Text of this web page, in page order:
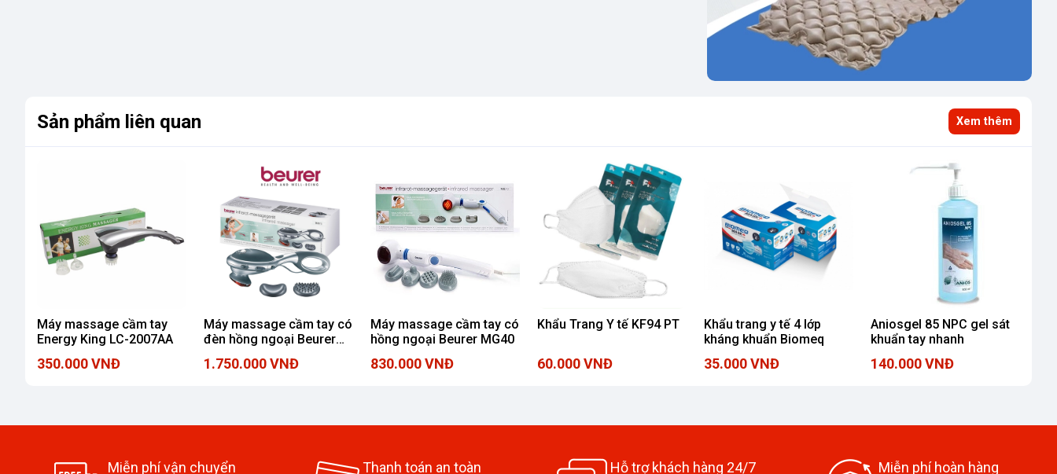
Sản phẩm liên quan Xem thêm
Máy massage cầm tay
Energy King LC-2007AA
350.000 VNĐ
Máy massage cầm tay có
đèn hồng ngoại Beurer
1.750.000 VNĐ
Máy massage cầm tay có
hồng ngoại Beurer MG40
830.000 VNĐ
Khẩu Trang Y tế KF94 PT
60.000 VNĐ
Khẩu trang y tế 4 lớp
kháng khuẩn Biomeq
35.000 VNĐ
Aniosgel 85 NPC gel sát
khuẩn tay nhanh
140.000 VNĐ
Miễn phí vận chuyển Thanh toán an toàn Hỗ trợ khách hàng 24/7 Miễn phí hoàn hàng